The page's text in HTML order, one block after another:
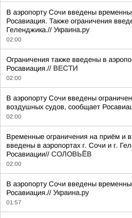
В аэропорту Сочи введены
Росавиация. Также ограничения
Геленджика.// Украина.ру
02:00
Ограничения также введены в
Росавиация.// ВЕСТИ
02:00
В аэропорту Сочи введены
воздушных судов, сообщает
02:00
Временные ограничения на приём и
введены в аэропортах г. Сочи и г.
Росавиации// СОЛОВЬЁВ
02:00
В аэропорту Сочи введены
Росавиация.// Украина.ру
01:57